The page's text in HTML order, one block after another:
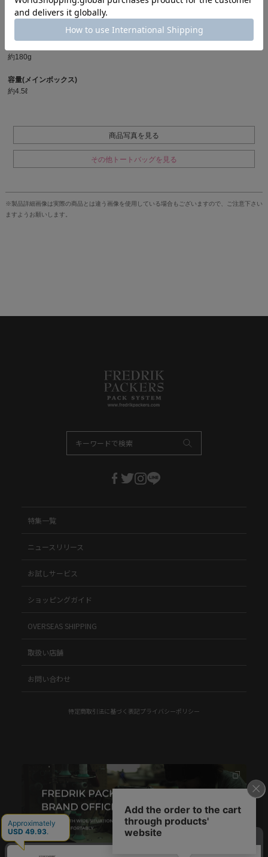
サイズ
幅 19cm x 高さ 19cm(巾着部含めると最大30cm) x マチ幅 13cm
約180g
容量(メインボックス)
約4.5ℓ
商品写真を見る
その他トートバッグを見る
※製品詳細画像は実際の商品とは違う画像を使用している場合もございますので、ご注意下さい
ますようお願いします。
特集一覧
ニュースリリース
お試しサービス
ショッピングガイド
OVERSEAS SHIPPING
取扱い店舗
お問い合わせ
特定商取引法に基づく表記プライバシーポリシー